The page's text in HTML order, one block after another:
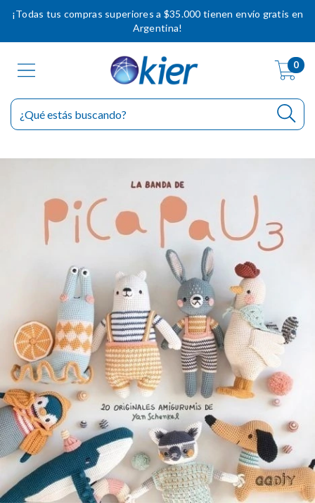
¡Todas tus compras superiores a $35.000 tienen envío gratis en
Argentina!
0